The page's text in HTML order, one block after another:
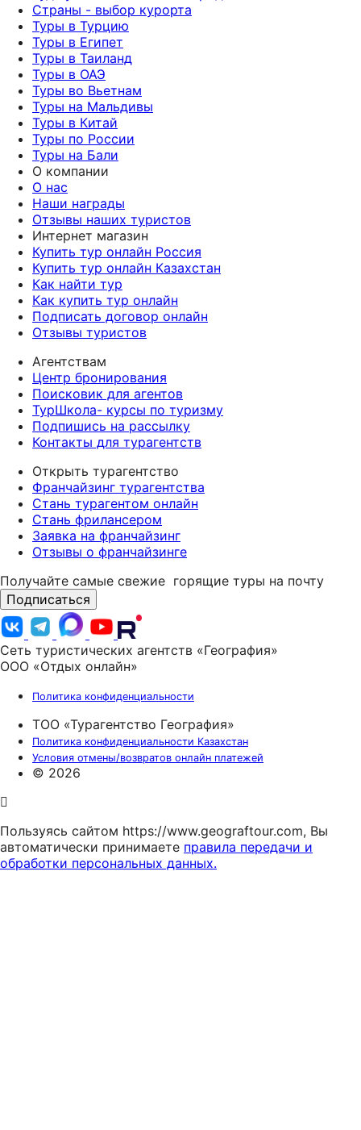
Страны - выбор курорта
Туры в Турцию
Туры в Египет
Туры в Таиланд
Туры в ОАЭ
Туры во Вьетнам
Туры на Мальдивы
Туры в Китай
Туры по России
Туры на Бали
О компании
О нас
Наши награды
Отзывы наших туристов
Интернет магазин
Купить тур онлайн Россия
Купить тур онлайн Казахстан
Как найти тур
Как купить тур онлайн
Подписать договор онлайн
Отзывы туристов
Агентствам
Центр бронирования
Поисковик для агентов
ТурШкола- курсы по туризму
Подпишись на рассылку
Контакты для турагентств
Открыть турагентство
Франчайзинг турагентства
Стань турагентом онлайн
Стань фрилансером
Заявка на франчайзинг
Отзывы о франчайзинге
Получайте самые свежие горящие туры на почту
Подписаться
Сеть туристических агентств «География»
ООО «Отдых онлайн»
Политика конфиденциальности
ТОО «Турагентство География»
Политика конфиденциальности Казахстан
Условия отмены/возвратов онлайн платежей
© 2026
Пользуясь сайтом https://www.geograftour.com, Вы
автоматически принимаете правила передачи и
обработки персональных данных.